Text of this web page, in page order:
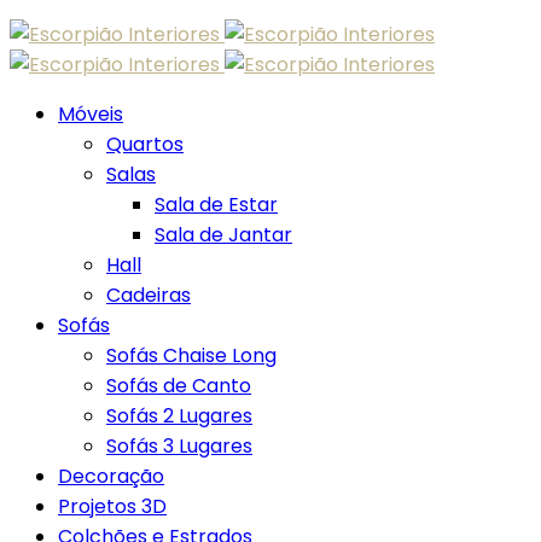
Skip
to
content
Móveis
Quartos
Salas
Sala de Estar
Sala de Jantar
Hall
Cadeiras
Sofás
Sofás Chaise Long
Sofás de Canto
Sofás 2 Lugares
Sofás 3 Lugares
Decoração
Projetos 3D